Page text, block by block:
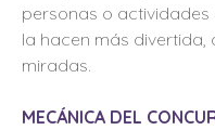
personas o
la hacen más divertida,
miradas.
MECÁNICA DEL